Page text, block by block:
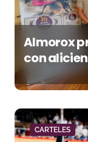
Almorox
con
acento
CARTELES